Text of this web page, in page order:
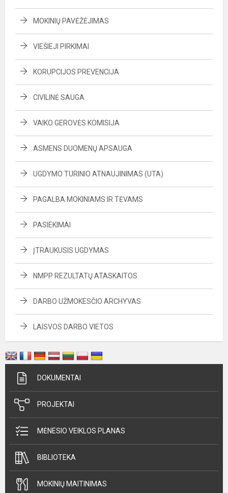
MOKINIŲ PAVĖŽĖJIMAS
VIEŠIEJI PIRKIMAI
KORUPCIJOS PREVENCIJA
CIVILINĖ SAUGA
VAIKO GEROVĖS KOMISIJA
ASMENS DUOMENŲ APSAUGA
UGDYMO TURINIO ATNAUJINIMAS (UTA)
PAGALBA MOKINIAMS IR TĖVAMS
PASIEKIMAI
ĮTRAUKUSIS UGDYMAS
NMPP REZULTATŲ ATASKAITOS
DARBO UŽMOKESČIO ARCHYVAS
LAISVOS DARBO VIETOS
DOKUMENTAI
PROJEKTAI
MĖNESIO VEIKLOS PLANAS
BIBLIOTEKA
MOKINIŲ MAITINIMAS